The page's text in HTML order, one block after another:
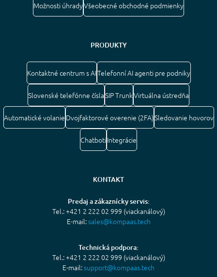
Možnosti úhradyVšeobecné obchodné podmienky
PRODUKTY
Kontaktné centrum s AITelefonní AI agenti pre podniky
Slovenské telefónne číslaSIP TrunkVirtuálna ústredňa
Automatické volanie Dvojfaktorové overenie (2FA)Sledovanie hovorov
ChatbotiIntegrácie
KONTAKT
Predaj a zákaznícky servis:
Tel.: +421 2 222 02 999 (viackanálový)
E-mail:sales@kompaas.tech
Technická podpora:
Tel.: +421 2 222 02 999 (viackanálový)
E-mail:support@kompaas.tech